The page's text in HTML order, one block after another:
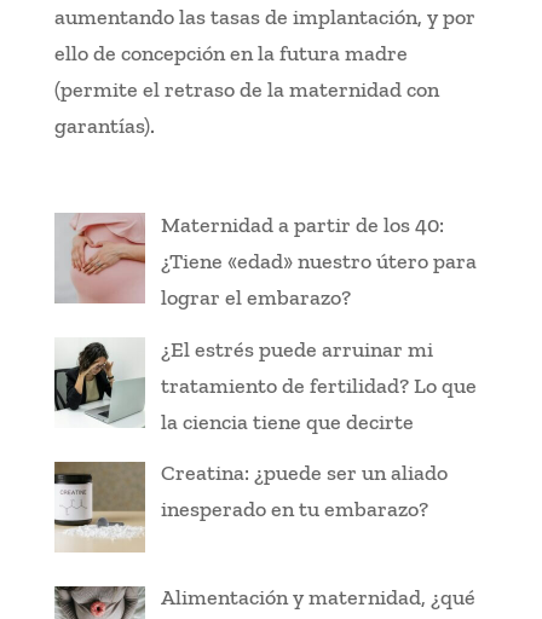
aumentando las tasas de implantación, y por
ello de concepción en la futura madre
(permite el retraso de la maternidad con
garantías).
Maternidad a partir de los 40:
¿Tiene «edad» nuestro útero para
lograr el embarazo?
¿El estrés puede arruinar mi
tratamiento de fertilidad? Lo que
la ciencia tiene que decirte
Creatina: ¿puede ser un aliado
inesperado en tu embarazo?
Alimentación y maternidad, ¿qué